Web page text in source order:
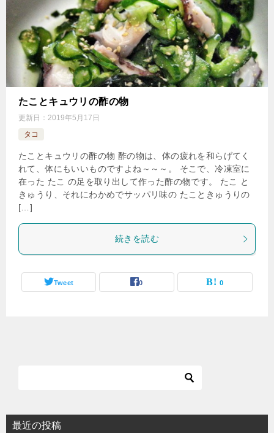
たことキュウリの酢の物
更新日： 2019年5月17日
タコ
たことキュウリの酢の物 酢の物は、体の疲れを和らげてく
れて、体にもいいものですよね～～～。 そこで、冷凍室に
在った たこ の足を取り出して作った酢の物です。 たこ と
きゅうり、それにわかめでサッパリ味の たこときゅうりの
[…]
続きを読む
Tweet 0 0
最近の投稿